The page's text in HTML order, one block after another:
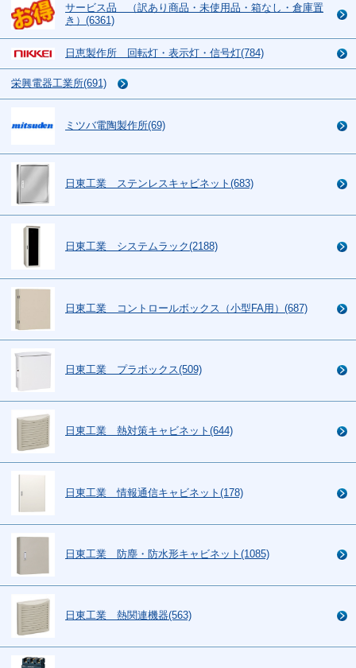
サービス品 （訳あり商品・未使用品・箱なし・倉庫置
き）(6361)
日恵製作所 回転灯・表示灯・信号灯(784)
栄興電器工業所(691)
ミツバ電陶製作所(69)
日東工業 ステンレスキャビネット(683)
日東工業 システムラック(2188)
日東工業 コントロールボックス（小型FA用）(687)
日東工業 プラボックス(509)
日東工業 熱対策キャビネット(644)
日東工業 情報通信キャビネット(178)
日東工業 防塵・防水形キャビネット(1085)
日東工業 熱関連機器(563)